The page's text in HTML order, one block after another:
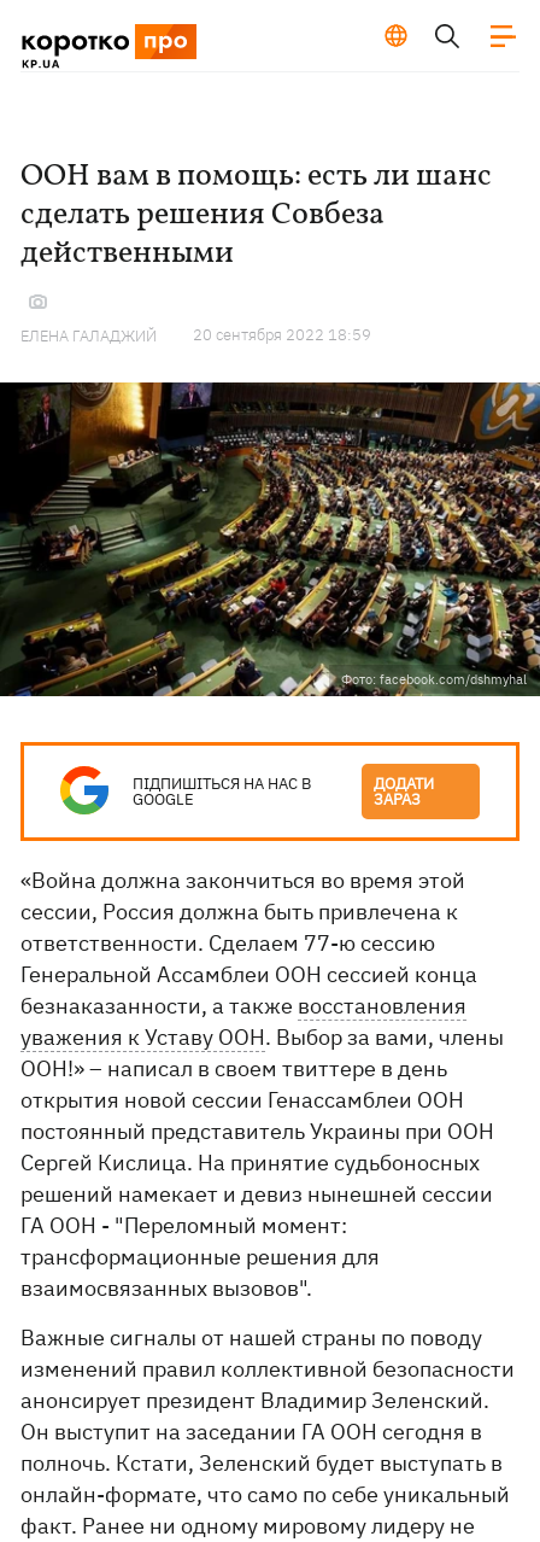
ООН вам в помощь: есть ли шанс
сделать решения Совбеза
действенными
ЕЛЕНА ГАЛАДЖИЙ 20 сентября 2022 18:59
Фото: facebook.com/dshmyhal
ПІДПИШІТЬСЯ НА НАС В
GOOGLE
ДОДАТИ
ЗАРАЗ
«Война должна закончиться во время этой
сессии, Россия должна быть привлечена к
ответственности. Сделаем 77-ю сессию
Генеральной Ассамблеи ООН сессией конца
безнаказанности, а также восстановления
уважения к Уставу ООН. Выбор за вами, члены
ООН!» – написал в своем твиттере в день
открытия новой сессии Генассамблеи ООН
постоянный представитель Украины при ООН
Сергей Кислица. На принятие судьбоносных
решений намекает и девиз нынешней сессии
ГА ООН - "Переломный момент:
трансформационные решения для
взаимосвязанных вызовов".
Важные сигналы от нашей страны по поводу
изменений правил коллективной безопасности
анонсирует президент Владимир Зеленский.
Он выступит на заседании ГА ООН сегодня в
полночь. Кстати, Зеленский будет выступать в
онлайн-формате, что само по себе уникальный
факт. Ранее ни одному мировому лидеру не